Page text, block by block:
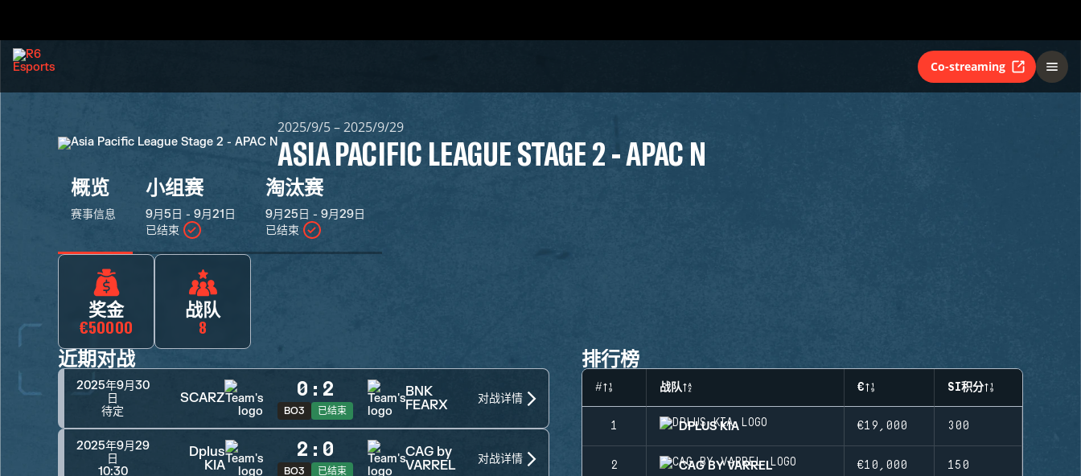
Co-streaming
2025/9/5 – 2025/9/29
ASIA PACIFIC LEAGUE STAGE 2 - APAC N
概览
赛事信息
小组赛
9月5日 - 9月21日
已结束
淘汰赛
9月25日 - 9月29日
已结束
奖金
€50000
战队
8
近期对战
2025年9月30
日
待定
SCARZ 0 : 2
BO3 已结束
BNK
FEARX
对战详情
2025年9月29
日
10:30
Dplus
KIA
2 : 0
BO3 已结束
CAG by
VARREL
对战详情
排行榜
# 战队 € SI积分
1 DPLUS KIA €19,000 300
2 CAG BY VARREL €10,000 150